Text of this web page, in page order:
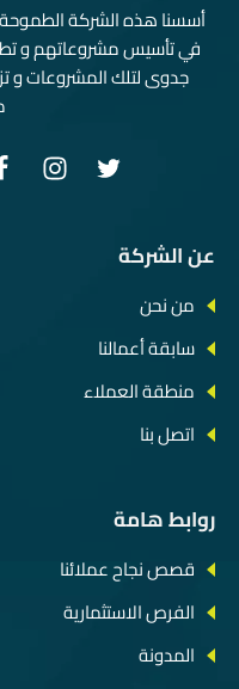
أسسنا هذه الشركة
في تأسيس مشروعاتهم و
جدوى لتلك المشروعات و
عن الشركة
من نحن
سابقة أعمالنا
منطقة العملاء
اتصل بنا
روابط هامة
قصص نجاح عملائنا
الفرص الاستثمارية
المدونة